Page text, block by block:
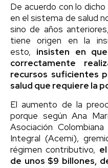
De acuerdo con lo
en el sistema de salud
sino de años
tiene origen en la
esto, insisten en
correctamente
recursos suficientes
salud que requiere la
El aumento de la
porque según Ana
Asociación
Integral (Acemi),
régimen contributivo,
de unos $9 billones,